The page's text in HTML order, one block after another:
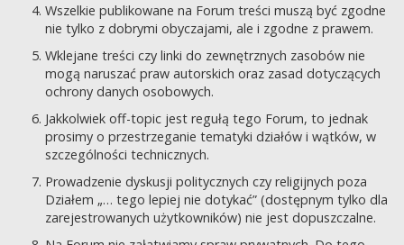
Wszelkie publikowane na Forum treści muszą być zgodne
nie tylko z dobrymi obyczajami, ale i zgodne z prawem.
Wklejane treści czy linki do zewnętrznych zasobów nie
mogą naruszać praw autorskich oraz zasad dotyczących
ochrony danych osobowych.
Jakkolwiek off-topic jest regułą tego Forum, to jednak
prosimy o przestrzeganie tematyki działów i wątków, w
szczególności technicznych.
Prowadzenie dyskusji politycznych czy religijnych poza
Działem „… tego lepiej nie dotykać” (dostępnym tylko dla
zarejestrowanych użytkowników) nie jest dopuszczalne.